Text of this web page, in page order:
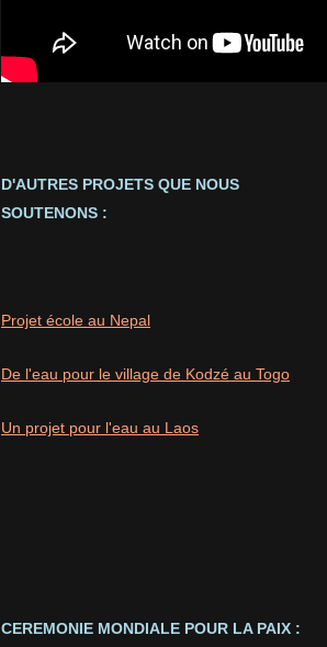
D'AUTRES PROJETS QUE NOUS
SOUTENONS :
Projet école au Nepal
De l'eau pour le village de Kodzé au Togo
Un projet pour l'eau au Laos
CEREMONIE MONDIALE POUR LA PAIX :